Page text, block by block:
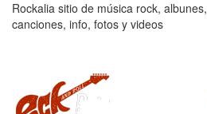
Rockalia sitio de música rock, albunes,
canciones, info, fotos y videos